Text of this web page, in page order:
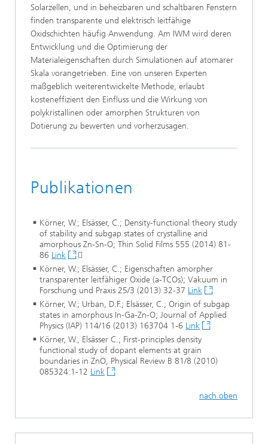
Solarzellen, und in beheizbaren und schaltbaren Fenstern
finden transparente und elektrisch leitfähige
Oxidschichten häufig Anwendung. Am IWM wird deren
Entwicklung und die Optimierung der
Materialeigenschaften durch Simulationen auf atomarer
Skala vorangetrieben. Eine von unseren Experten
maßgeblich weiterentwickelte Methode, erlaubt
kosteneffizient den Einfluss und die Wirkung von
polykristallinen oder amorphen Strukturen von
Dotierung zu bewerten und vorherzusagen.
Publikationen
Körner, W.; Elsässer, C.; Density-functional theory study
of stability and subgap states of crystalline and
amorphous Zn-Sn-O; Thin Solid Films 555 (2014) 81-
86 Link

Körner, W.; Elsässer, C.; Eigenschaften amorpher
transparenter leitfähiger Oxide (a-TCOs); Vakuum in
Forschung und Praxis 25/3 (2013) 32-37 Link
Körner, W.; Urban, D.F.; Elsässer, C.; Origin of subgap
states in amorphous In-Ga-Zn-O; Journal of Applied
Physics (IAP) 114/16 (2013) 163704 1-6 Link
Körner, W., Elsässer C.; First-principles density
functional study of dopant elements at grain
boundaries in ZnO, Physical Review B 81/8 (2010)
085324:1-12 Link
nach oben